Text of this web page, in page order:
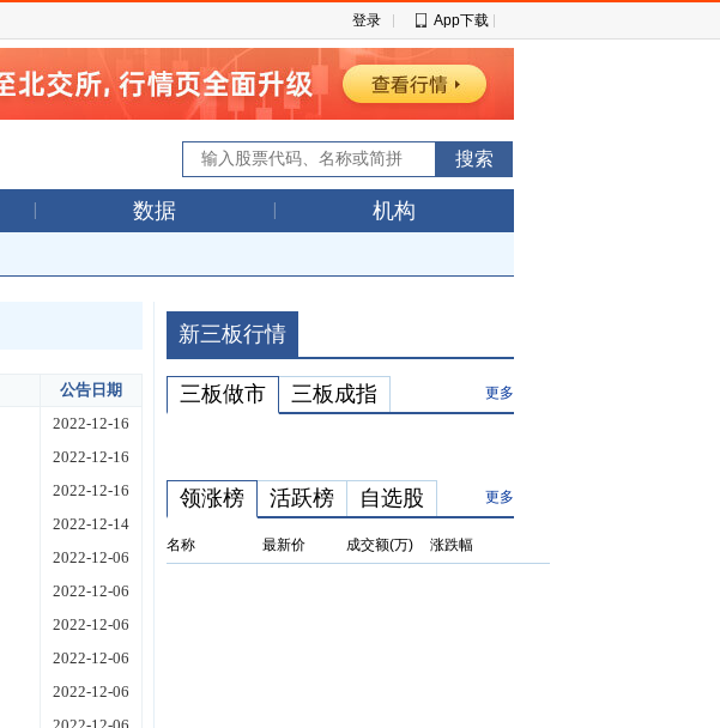
登录 App下载
数据 机构
公告日期
2022-12-16
2022-12-16
2022-12-16
2022-12-14
2022-12-06
2022-12-06
2022-12-06
2022-12-06
2022-12-06
新三板行情
三板做市 三板成指 更多
领涨榜 活跃榜 自选股 更多
名称 最新价 成交额(万) 涨跌幅